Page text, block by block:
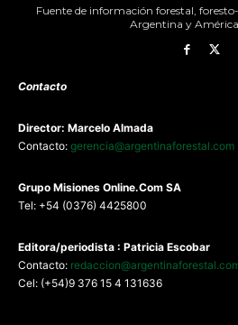
Fuente de información forestal,
Argentina y
Contacto
Director: Marcelo Almada
Contacto: gerencia@argentinaforestal.com
Grupo Misiones Online.Com SA
Tel: +54 (0376) 4425800
Editora/periodista : Patricia Escobar
Contacto:
Cel: (+54)9 376 15 4 131636